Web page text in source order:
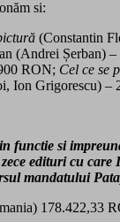
si:
(Constantin
(Andrei Șerban)
RON; Cel ce se
Ion Grigorescu) –
functie si
edituri cu
mandatului
178.422,33